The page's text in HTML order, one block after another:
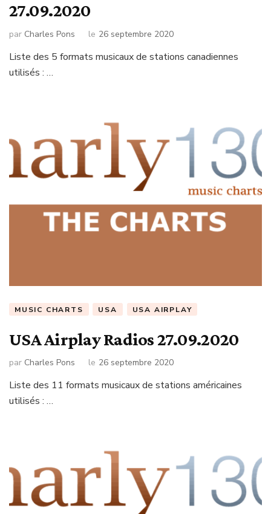
27.09.2020
par Charles Pons le 26 septembre 2020
Liste des 5 formats musicaux de stations canadiennes
utilisés : …
MUSIC CHARTS USA USA AIRPLAY
USA Airplay Radios 27.09.2020
par Charles Pons le 26 septembre 2020
Liste des 11 formats musicaux de stations américaines
utilisés : …